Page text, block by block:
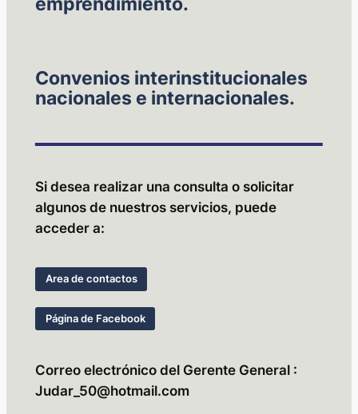
Convenios interinstitucionales
nacionales e internacionales.
Si desea realizar una consulta o solicitar
algunos de nuestros servicios, puede
acceder a:
Area de contactos
Página de Facebook
Correo electrónico del Gerente General :
Judar_50@hotmail.com